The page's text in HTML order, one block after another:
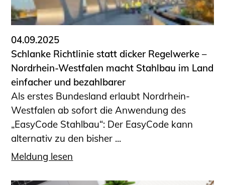
Informationen für Fortbildungsträger
Anträge, Anzeigen, Formulare
Fortbildung/Seminare
Informationen für Ingenieurinnen
und Ingenieure
Recht
Planungswettbewerbe
Publikationen
Stellenbörse
Öffentlich bestellte und vereidigte
04.09.2025
Schlanke Richtlinie statt dicker Regelwerke –
Nordrhein-Westfalen macht Stahlbau im Land
einfacher und bezahlbarer
Als erstes Bundesland erlaubt Nordrhein-
Westfalen ab sofort die Anwendung des
„EasyCode Stahlbau“: Der EasyCode kann
alternativ zu den bisher ...
Meldung lesen